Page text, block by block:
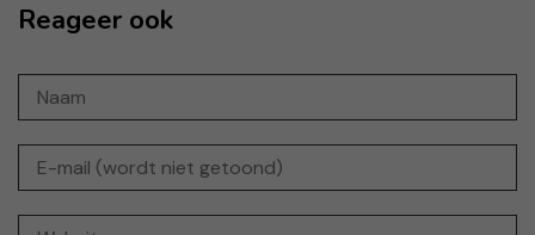
Reageer ook